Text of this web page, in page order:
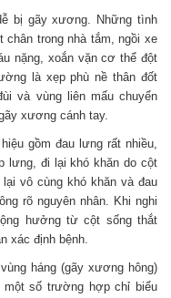
bị gãy xương. Những tình
trong nhà tắm, ngồi xe
nặng, xoắn vặn cơ thể đột
là xẹp phù nề thân đốt
và vùng liên mấu chuyển
xương cánh tay.
gồm đau lưng rất nhiều,
lưng, đi lại khó khăn do cột
vô cùng khó khăn và đau
rõ nguyên nhân. Khi nghi
hưởng từ cột sống thắt
xác định bệnh.
háng (gãy xương hông)
một số trường hợp chỉ biểu